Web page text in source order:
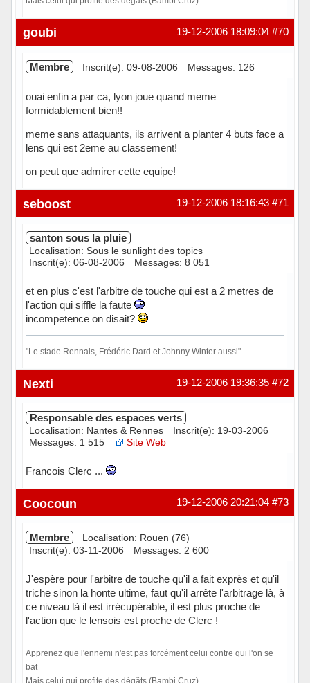
Hors ligne #70
19-12-2006 18:09:04
goubi
Membre Inscrit(e): 09-08-2006 Messages: 126
ouai enfin a par ca, lyon joue quand meme
formidablement bien!!
meme sans attaquants, ils arrivent a planter 4 buts face a
lens qui est 2eme au classement!
on peut que admirer cette equipe!
Hors ligne #71
19-12-2006 18:16:43
seboost
santon sous la pluie
Localisation: Sous le sunlight des topics
Inscrit(e): 06-08-2006
Messages: 8 051
et en plus c'est l'arbitre de touche qui est a 2 metres de
l'action qui siffle la faute
incompetence on disait?
"Le stade Rennais, Frédéric Dard et Johnny Winter aussi"
Hors ligne #72
19-12-2006 19:36:35
Nexti
Responsable des espaces verts
Localisation: Nantes & Rennes
Inscrit(e): 19-03-2006
Messages: 1 515
Site Web
Francois Clerc ...
Hors ligne #73
19-12-2006 20:21:04
Coocoun
Membre
Localisation: Rouen (76)
Inscrit(e): 03-11-2006
Messages: 2 600
J'espère pour l'arbitre de touche qu'il a fait exprès et qu'il
triche sinon la honte ultime, faut qu'il arrête l'arbitrage là, à
ce niveau là il est irrécupérable, il est plus proche de
l'action que le lensois est proche de Clerc !
Apprenez que l'ennemi n'est pas forcément celui contre qui l'on se
bat
Mais celui qui profite des dégâts (Bambi Cruz)